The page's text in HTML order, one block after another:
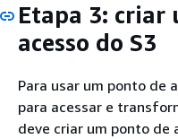
Etapa 3: criar
acesso do S3
Para usar um ponto de
para acessar e
deve criar um ponto de